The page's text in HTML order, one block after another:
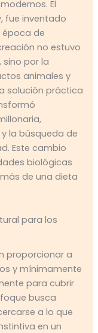
El
fue inventado
época de
no estuvo
por la
animales y
solución práctica
la búsqueda de
Este cambio
biológicas
de una dieta
para los
proporcionar a
y mínimamente
para cubrir
busca
a lo que
en un